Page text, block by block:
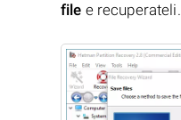
file e recuperateli.